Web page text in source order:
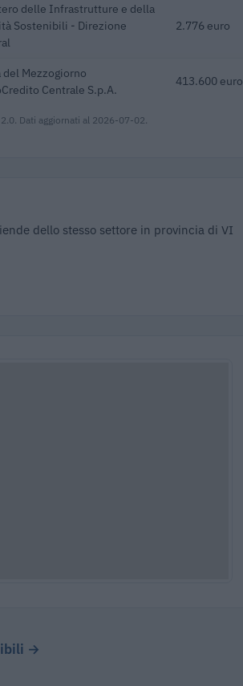
delle Infrastrutture e della
Sostenibili - Direzione
2.776 euro
del Mezzogiorno
Centrale S.p.A.
413.600 euro
Dati aggiornati al 2026-07-02.
dello stesso settore in provincia di VI
→